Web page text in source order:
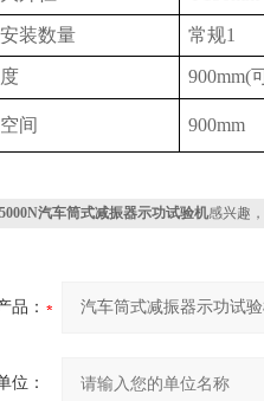
装数量 常规1
900mm(
间 900mm
汽车筒式减振器示功试验机感兴趣
品：
位：